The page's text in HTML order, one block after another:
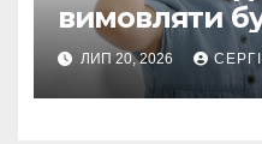
вимовляти
ЛИП 20, 2026